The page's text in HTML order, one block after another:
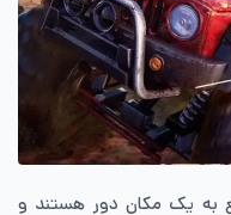
به یک مکان دور هستند و